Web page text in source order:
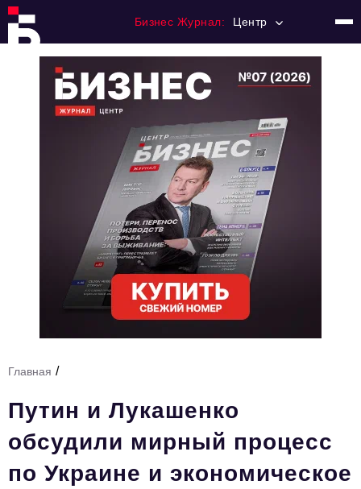
Бизнес Журнал: Центр
Регулирование
Премия "Тульский Бизнес"
История тульского предпринимательства
Тема номера
HR
Персона номера
Главная /
Путин и Лукашенко
обсудили мирный процесс
по Украине и экономическое